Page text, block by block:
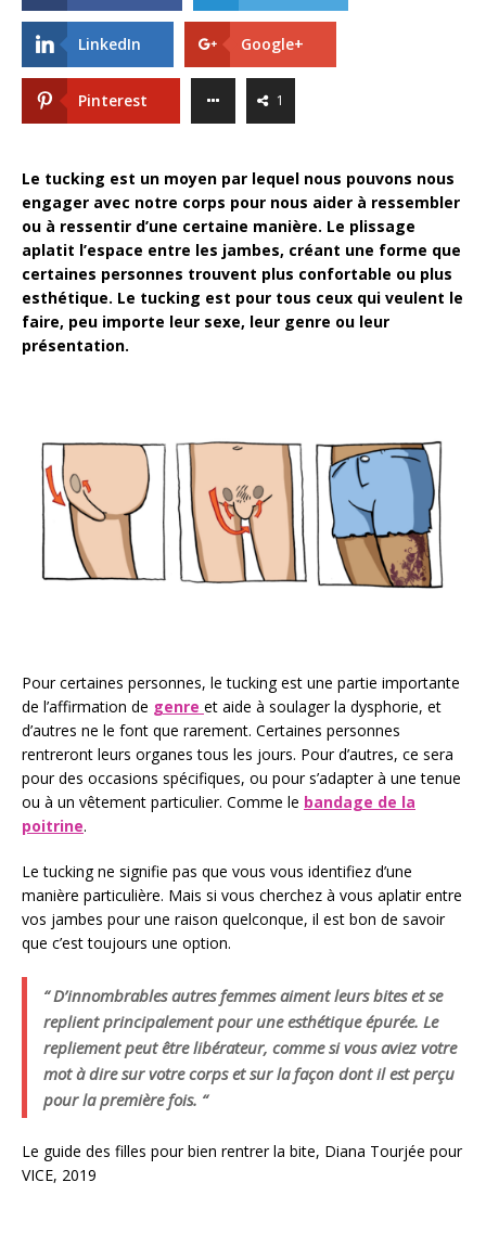
LinkedIn Google+
Pinterest 1
Le tucking est un moyen par lequel nous pouvons nous
engager avec notre corps pour nous aider à ressembler
ou à ressentir d’une certaine manière. Le plissage
aplatit l’espace entre les jambes, créant une forme que
certaines personnes trouvent plus confortable ou plus
esthétique. Le tucking est pour tous ceux qui veulent le
faire, peu importe leur sexe, leur genre ou leur
présentation.
Pour certaines personnes, le tucking est une partie importante
de l’affirmation de genre et aide à soulager la dysphorie, et
d’autres ne le font que rarement. Certaines personnes
rentreront leurs organes tous les jours. Pour d’autres, ce sera
pour des occasions spécifiques, ou pour s’adapter à une tenue
ou à un vêtement particulier. Comme le bandage de la
poitrine.
Le tucking ne signifie pas que vous vous identifiez d’une
manière particulière. Mais si vous cherchez à vous aplatir entre
vos jambes pour une raison quelconque, il est bon de savoir
que c’est toujours une option.
“ D’innombrables autres femmes aiment leurs bites et se
replient principalement pour une esthétique épurée. Le
repliement peut être libérateur, comme si vous aviez votre
mot à dire sur votre corps et sur la façon dont il est perçu
pour la première fois. “
Le guide des filles pour bien rentrer la bite, Diana Tourjée pour
VICE, 2019